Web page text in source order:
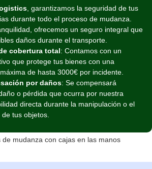
, garantizamos la seguridad de tus
durante todo el proceso de mudanza.
ofrecemos un seguro integral que
daños durante el transporte.
cobertura total: Contamos con un
que protege tus bienes con una
de hasta 3000€ por incidente.
por daños: Se compensará
o pérdida que ocurra por nuestra
directa durante la manipulación o el
tus objetos.